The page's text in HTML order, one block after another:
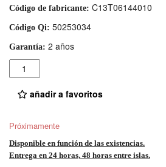
Código de fabricante: C13T06144010
Código Qi: 50253034
Garantía: 2 años
Cantidad
añadir a favoritos
Próximamente
Disponible en función de las existencias.
Entrega en 24 horas, 48 horas entre islas.